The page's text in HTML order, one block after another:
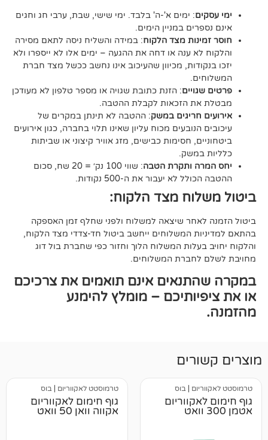
: ימים א'-ה' בלבד. ימי שישי, שבת, ערבי חג וחגים
במניין הימים.
מצד הלקוח: במידה והשליח ניסה לתאם מסירה
ענה או דחה את ההגעה – ימים אלו לא ייספרו ולא
מכיוון שהעיכוב אינו נחשב ככשל מצד חברת
: הזנת כתובת שגויה או מספר טלפון לא מעודכן
הזכאות לקבלת ההטבה.
חריגים במשק: ההטבה לא תינתן במקרים של
מכוח עליון שאינו תלוי בחברה, כגון אירועים
חסימות כבישים, מזג אוויר קיצוני או שביתות
ותקרת הטבה
: שווי 100 נק׳ = 20 שח, סכום
לא יעבור את ה-500 נקודות.
מצד הלקוח:
שיצאה למשלוח ולפני שחלף זמן האספקה
המשלוחים ייחשב ביטול חד-צדדי מצד הלקוח,
המשלוח הלוך וחזור כפי שחברת בול דוג
המשלוחים.
אינם תואמים את צרכיכם
– מומלץ להימנע
|בוס טרמוסטט לאקווריום |בוס
גוף חימום לאקווריום